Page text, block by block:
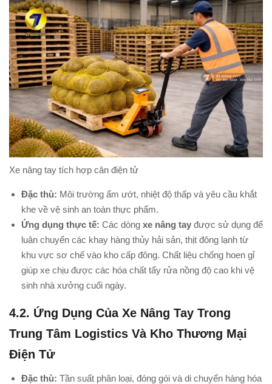
Xe nâng tay tích hợp cân điện tử
Đặc thù: Môi trường ẩm ướt, nhiệt độ thấp và yêu cầu khắt
khe về vệ sinh an toàn thực phẩm.
Ứng dụng thực tế: Các dòng xe nâng tay được sử dụng để
luân chuyển các khay hàng thủy hải sản, thịt đông lạnh từ
khu vực sơ chế vào kho cấp đông. Chất liệu chống hoen gỉ
giúp xe chịu được các hóa chất tẩy rửa nồng độ cao khi vệ
sinh nhà xưởng cuối ngày.
4.2. Ứng Dụng Của Xe Nâng Tay Trong
Trung Tâm Logistics Và Kho Thương Mại
Điện Tử
Đặc thù: Tần suất phân loại, đóng gói và di chuyển hàng hóa